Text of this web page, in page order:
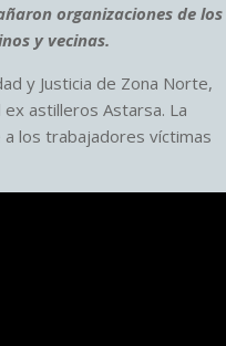
organizaciones de los
y vecinas.
y Justicia de Zona Norte,
astilleros Astarsa. La
a los trabajadores víctimas